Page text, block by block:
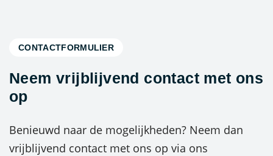
CONTACTFORMULIER
Neem vrijblijvend contact met ons
op
Benieuwd naar de mogelijkheden? Neem dan
vrijblijvend contact met ons op via ons